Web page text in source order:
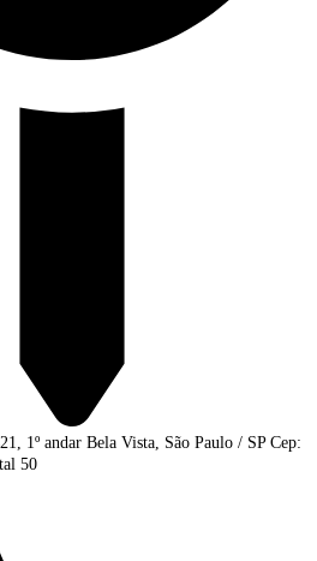
1º andar Bela Vista, São Paulo / SP Cep:
50